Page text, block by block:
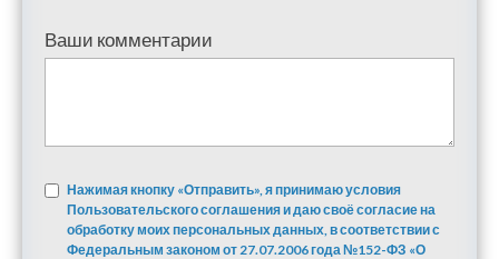
Ваши комментарии
Нажимая кнопку «Отправить», я принимаю условия
Пользовательского соглашения и даю своё согласие на
обработку моих персональных данных, в соответствии с
Федеральным законом от 27.07.2006 года №152-ФЗ «О